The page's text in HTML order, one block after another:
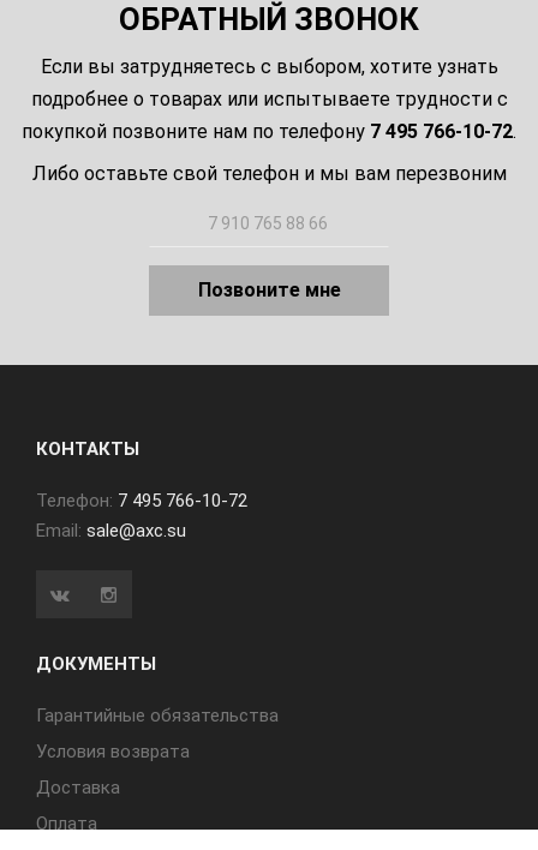
ОБРАТНЫЙ ЗВОНОК
Если вы затрудняетесь с выбором, хотите узнать
подробнее о товарах или испытываете трудности с
покупкой позвоните нам по телефону 7 495 766-10-72.
Либо оставьте свой телефон и мы вам перезвоним
Позвоните мне
КОНТАКТЫ
Телефон: 7 495 766-10-72
Email: sale@axc.su
ДОКУМЕНТЫ
Гарантийные обязательства
Условия возврата
Доставка
Оплата